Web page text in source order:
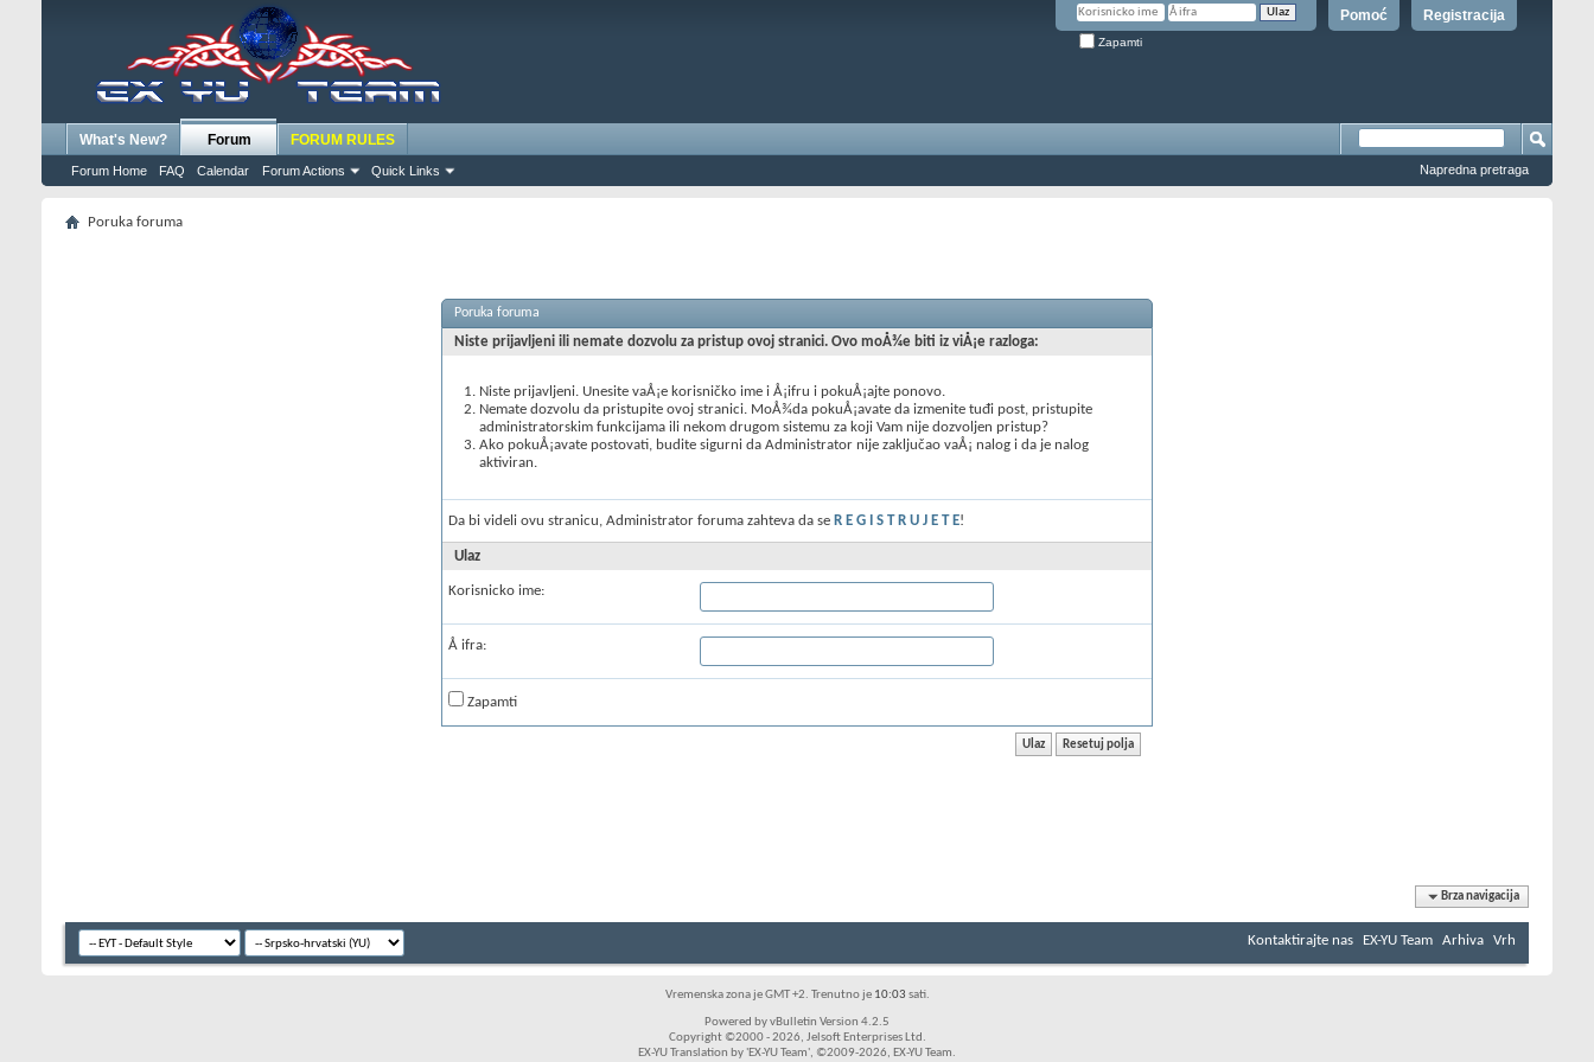
Registracija
Pomoć
Zapamti
What's New? Forum
Forum Home FAQ Calendar Forum Actions Quick Links
FORUM RULES
Napredna pretraga
Poruka foruma
Poruka foruma
Niste prijavljeni ili nemate dozvolu za pristup ovoj stranici. Ovo moÅ¾e biti iz viÅ¡e razloga:
Niste prijavljeni. Unesite vaÅ¡e korisničko ime i Å¡ifru i pokuÅ¡ajte ponovo.
Nemate dozvolu da pristupite ovoj stranici. MoÅ¾da pokuÅ¡avate da izmenite tuđi post, pristupite
administratorskim funkcijama ili nekom drugom sistemu za koji Vam nije dozvoljen pristup?
Ako pokuÅ¡avate postovati, budite sigurni da Administrator nije zaključao vaÅ¡ nalog i da je nalog
aktiviran.
Da bi videli ovu stranicu, Administrator foruma zahteva da se R E G I S T R U J E T E!
Ulaz
Korisnicko ime:
Å ifra:
Zapamti
Brza navigacija
Kontaktirajte nas EX-YU Team Arhiva Vrh
Vremenska zona je GMT +2. Trenutno je 10:03 sati.
Powered by vBulletin Version 4.2.5
Copyright ©2000 - 2026, Jelsoft Enterprises Ltd.
EX-YU Translation by 'EX-YU Team', ©2009-2026, EX-YU Team.